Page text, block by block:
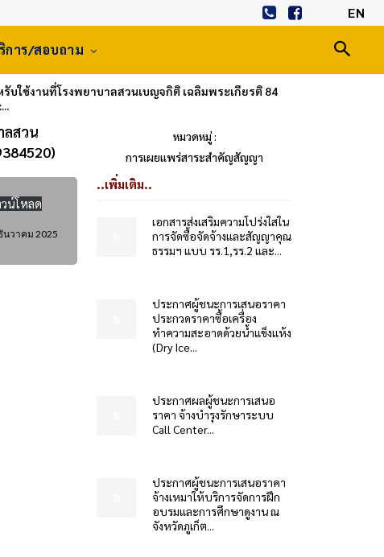
EN
การ/สอบถาม
ใช้งานที่โรงพยาบาลสวนเบญจกิติ เฉลิมพระเกียรติ 84
ลสวน
หมวดหมู่ :
การเผยแพร่สาระสำคัญสัญญา
น์โหลด
นวาคม 2025
..เพิ่มเติม..
เอกสารส่งเสริมความโปร่งใสใน
การจัดซื้อจัดจ้างและสัญญาคุณ
ธรรมฯ แบบ รร.1,รร.2 และ...
ประกาศผู้ชนะการเสนอราคา
ประกวดราคาซื้อเครื่อง
ทำความสะอาดด้วยน้ำแข็งแห้ง
(Dry Ice...
ประกาศผลผู้ชนะการเสนอ
ราคา จ้างบำรุงรักษาระบบ
Call Center...
ประกาศผู้ชนะการเสนอราคา
จ้างเหมาให้บริการจัดการฝึก
อบรมและการศึกษาดูงาน ณ
จังหวัดภูเก็ต...